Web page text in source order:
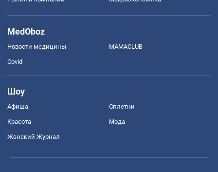
MedOboz
Новости медицины MAMACLUB
Covid
Шоу
Афиша Сплетни
Красота Мода
Женский Журнал